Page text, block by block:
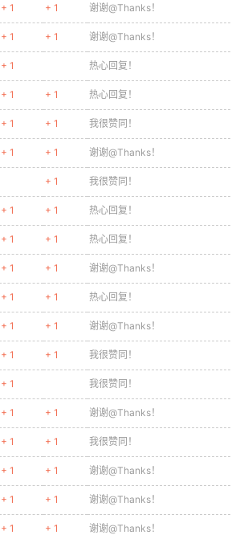
+ 1 + 1 谢谢@Thanks！
+ 1 + 1 谢谢@Thanks！
+ 1 热心回复！
+ 1 + 1 热心回复！
+ 1 + 1 我很赞同！
+ 1 + 1 谢谢@Thanks！
+ 1 我很赞同！
+ 1 + 1 热心回复！
+ 1 + 1 热心回复！
+ 1 + 1 谢谢@Thanks！
+ 1 + 1 热心回复！
+ 1 + 1 谢谢@Thanks！
+ 1 + 1 我很赞同！
+ 1 我很赞同！
+ 1 + 1 谢谢@Thanks！
+ 1 + 1 我很赞同！
+ 1 + 1 谢谢@Thanks！
+ 1 + 1 谢谢@Thanks！
+ 1 + 1 谢谢@Thanks！